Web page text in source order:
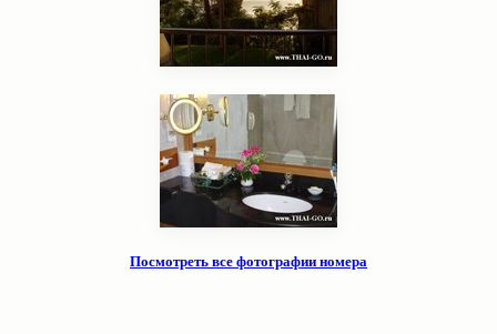
Посмотреть все фотографии номера